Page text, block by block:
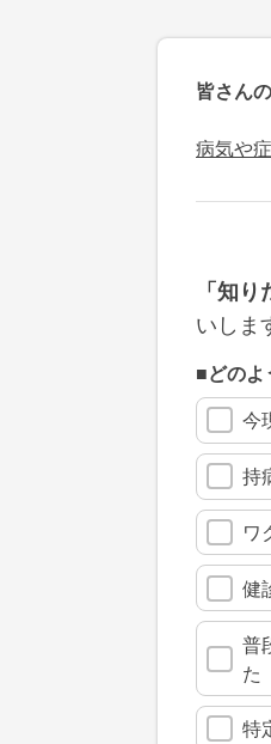
皆さん
病気や
「知
いしま
■どのよ
今
持
ワ
健
普
た
特